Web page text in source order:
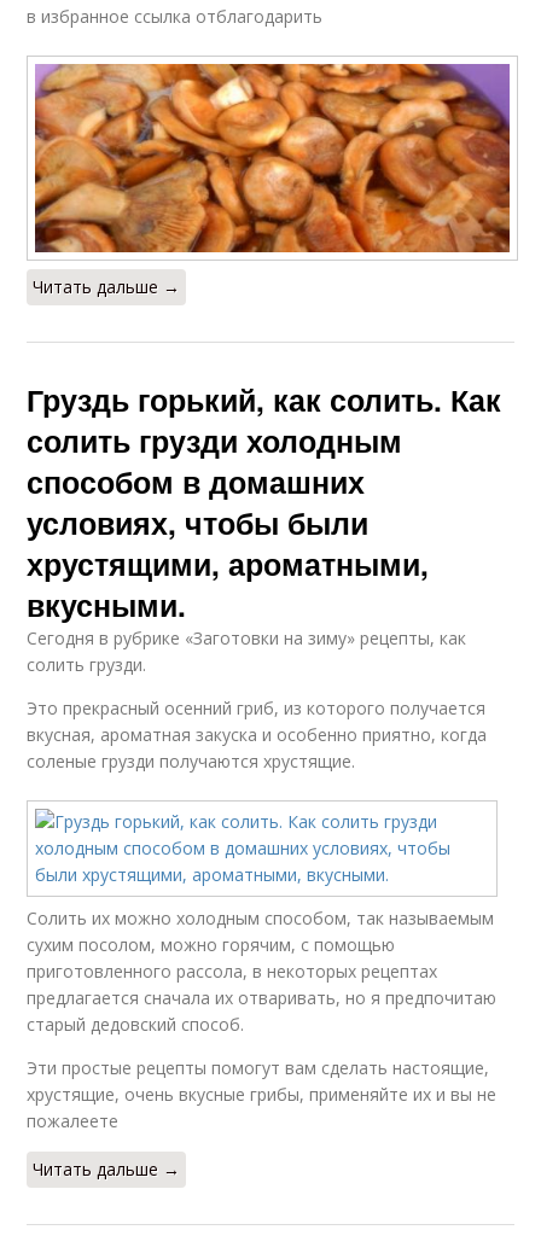
в избранное ссылка отблагодарить
Читать дальше →
Груздь горький, как солить. Как
солить грузди холодным
способом в домашних
условиях, чтобы были
хрустящими, ароматными,
вкусными.
Сегодня в рубрике «Заготовки на зиму» рецепты, как
солить грузди.
Это прекрасный осенний гриб, из которого получается
вкусная, ароматная закуска и особенно приятно, когда
соленые грузди получаются хрустящие.
Солить их можно холодным способом, так называемым
сухим посолом, можно горячим, с помощью
приготовленного рассола, в некоторых рецептах
предлагается сначала их отваривать, но я предпочитаю
старый дедовский способ.
Эти простые рецепты помогут вам сделать настоящие,
хрустящие, очень вкусные грибы, применяйте их и вы не
пожалеете
Читать дальше →